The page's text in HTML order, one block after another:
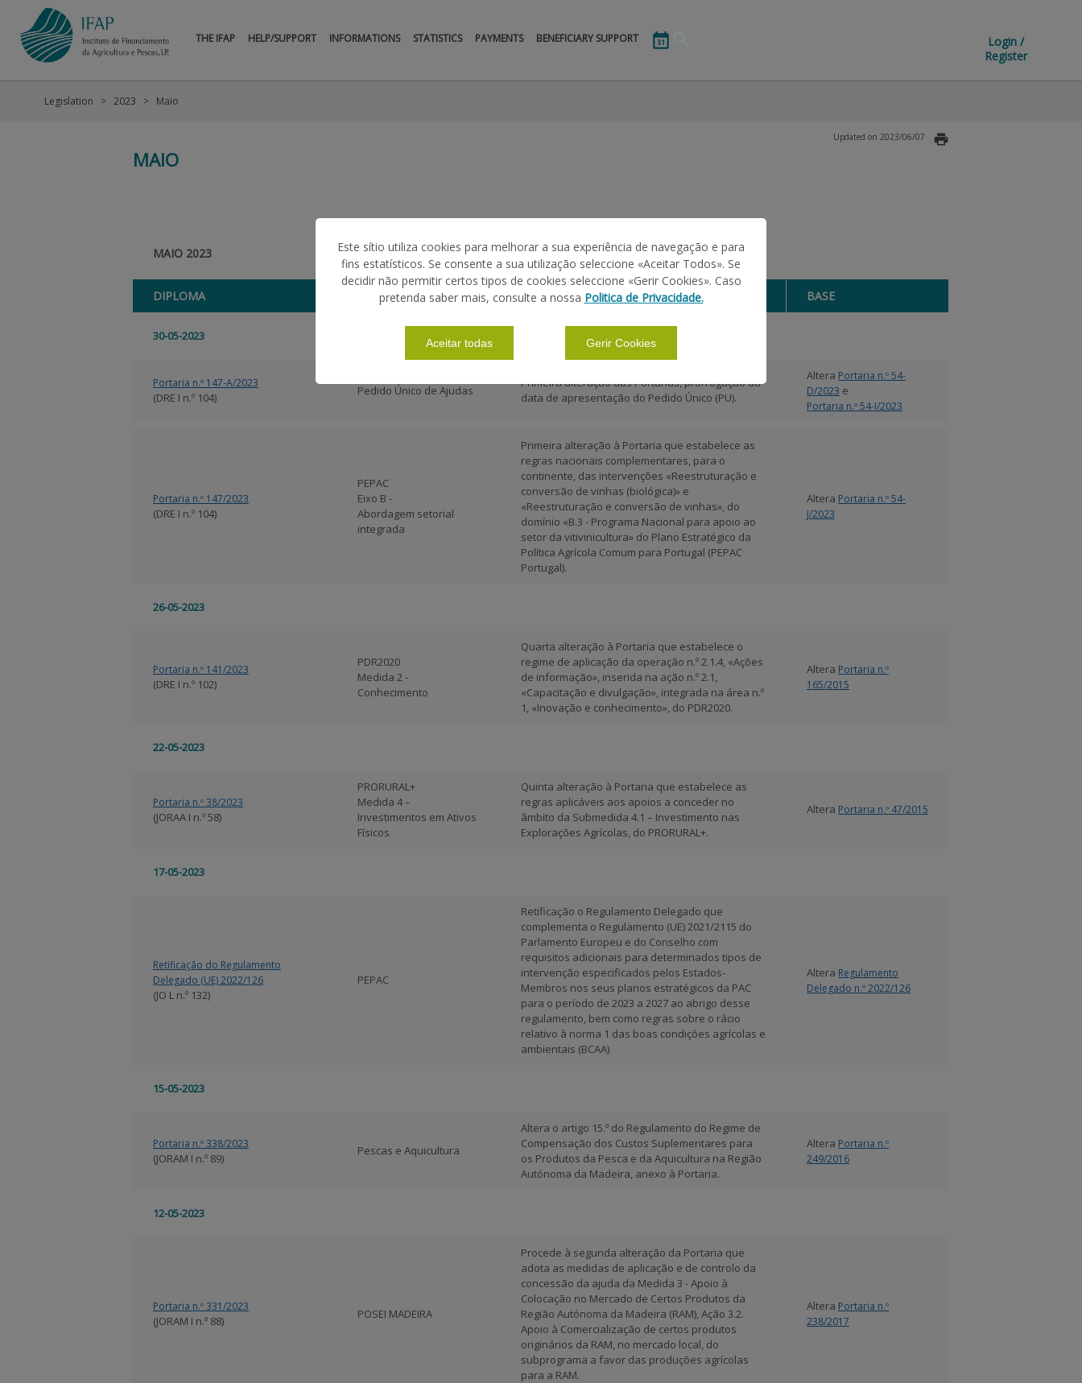
THE IFAP HELP/SUPPORT INFORMATIONS STATISTICS PAYMENTS BENEFICIARY SUPPORT
Login /
Register
Legislation 2023 Maio
MAIO
Updated on 2023/06/07
MAIO 2023
DIPLOMA SECTOR RESUMO BASE
30-05-2023
Portaria n.º 147-A/2023
(DRE I n.º 104) Pedido Único de Ajudas
Primeira alteração das Portarias, prorrogação da
data de apresentação do Pedido Único (PU).
Altera Portaria n.º 54-
D/2023 e
Portaria n.º 54-I/2023
Portaria n.º 147/2023
(DRE I n.º 104)
PEPAC
Eixo B -
Abordagem setorial
integrada
Primeira alteração à Portaria que estabelece as
regras nacionais complementares, para o
continente, das intervenções «Reestruturação e
conversão de vinhas (biológica)» e
«Reestruturação e conversão de vinhas», do
domínio «B.3 - Programa Nacional para apoio ao
setor da vitivinicultura» do Plano Estratégico da
Política Agrícola Comum para Portugal (PEPAC
Portugal).
Altera Portaria n.º 54-
J/2023
26-05-2023
Portaria n.º 141/2023
(DRE I n.º 102)
PDR2020
Medida 2 -
Conhecimento
Quarta alteração à Portaria que estabelece o
regime de aplicação da operação n.º 2.1.4, «Ações
de informação», inserida na ação n.º 2.1,
«Capacitação e divulgação», integrada na área n.º
1, «Inovação e conhecimento», do PDR2020.
Altera Portaria n.º
165/2015
22-05-2023
Portaria n.º 38/2023
(JORAA I n.º 58)
PRORURAL+
Medida 4 –
Investimentos em Ativos
Físicos
Quinta alteração à Portaria que estabelece as
regras aplicáveis aos apoios a conceder no
âmbito da Submedida 4.1 – Investimento nas
Explorações Agrícolas, do PRORURAL+.
Altera Portaria n.º 47/2015
17-05-2023
Retificação do Regulamento
Delegado (UE) 2022/126
(JO L n.º 132)
PEPAC
Retificação o Regulamento Delegado que
complementa o Regulamento (UE) 2021/2115 do
Parlamento Europeu e do Conselho com
requisitos adicionais para determinados tipos de
intervenção especificados pelos Estados-
Membros nos seus planos estratégicos da PAC
para o período de 2023 a 2027 ao abrigo desse
regulamento, bem como regras sobre o rácio
relativo à norma 1 das boas condições agrícolas e
ambientais (BCAA)
Altera Regulamento
Delegado n.º 2022/126
15-05-2023
Portaria n.º 338/2023
(JORAM I n.º 89)
Pescas e Aquicultura
Altera o artigo 15.º do Regulamento do Regime de
Compensação dos Custos Suplementares para
os Produtos da Pesca e da Aquicultura na Região
Autónoma da Madeira, anexo à Portaria.
Altera Portaria n.º
249/2016
12-05-2023
Portaria n.º 331/2023
(JORAM I n.º 88) POSEI MADEIRA
Procede à segunda alteração da Portaria que
adota as medidas de aplicação e de controlo da
concessão da ajuda da Medida 3 - Apoio à
Colocação no Mercado de Certos Produtos da
Região Autónoma da Madeira (RAM), Ação 3.2.
Apoio à Comercialização de certos produtos
originários da RAM, no mercado local, do
subprograma a favor das produções agrícolas
para a RAM.
Altera Portaria n.º
238/2017
Este sítio utiliza cookies para melhorar a sua experiência de navegação e para
fins estatísticos. Se consente a sua utilização seleccione «Aceitar Todos». Se
decidir não permitir certos tipos de cookies seleccione «Gerir Cookies». Caso
pretenda saber mais, consulte a nossa Politica de Privacidade.
Aceitar todas Gerir Cookies